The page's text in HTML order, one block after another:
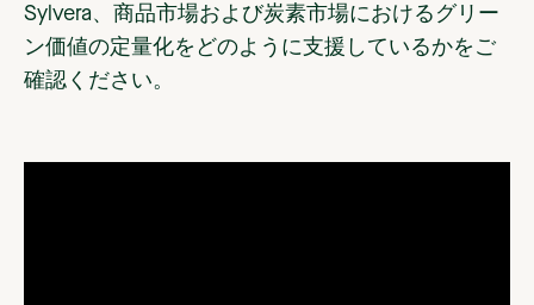
Sylvera、商品市場および炭素市場におけるグリー
ン価値の定量化をどのように支援しているかをご
確認ください。